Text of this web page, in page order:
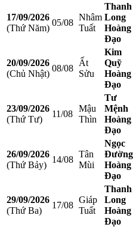
17/09/2026
(Thứ Năm)
05/08
Nhâm
Tuất
Thanh
Long
Hoàng
Đạo
20/09/2026
(Chủ Nhật)
08/08
Ất
Sửu
Kim
Quỹ
Hoàng
Đạo
23/09/2026
(Thứ Tư)
11/08
Mậu
Thìn
Tư
Mệnh
Hoàng
Đạo
26/09/2026
(Thứ Bảy)
14/08
Tân
Mùi
Ngọc
Đường
Hoàng
Đạo
29/09/2026
(Thứ Ba)
17/08
Giáp
Tuất
Thanh
Long
Hoàng
Đạo